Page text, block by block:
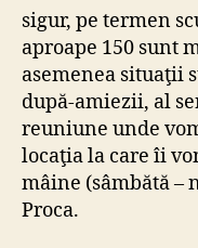
sigur, pe termen
aproape 150 sunt
asemenea situaţii
după-amiezii, al
reuniune unde
locaţia la care îi
mâine (sâmbătă –
Proca.